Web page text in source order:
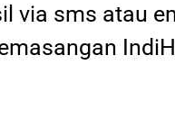
via sms atau